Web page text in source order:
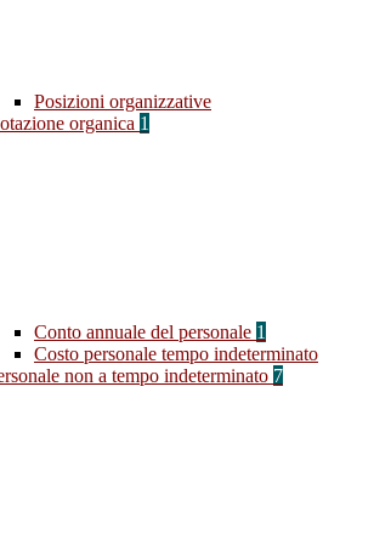
Posizioni organizzative
organica 1
Conto annuale del personale 1
Costo personale tempo indeterminato
non a tempo indeterminato 7